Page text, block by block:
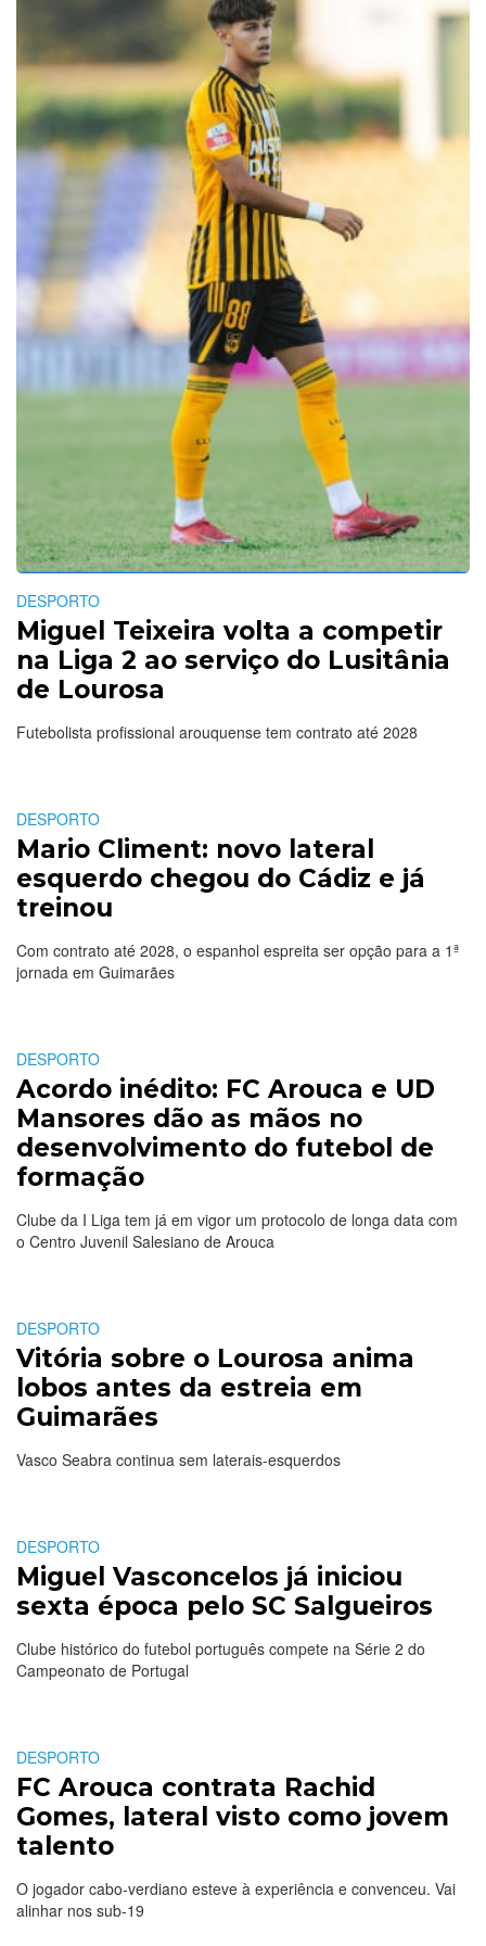
DESPORTO
Miguel Teixeira volta a competir
na Liga 2 ao serviço do Lusitânia
de Lourosa
Futebolista profissional arouquense tem contrato até 2028
DESPORTO
Mario Climent: novo lateral
esquerdo chegou do Cádiz e já
treinou
Com contrato até 2028, o espanhol espreita ser opção para a 1ª
jornada em Guimarães
DESPORTO
Acordo inédito: FC Arouca e UD
Mansores dão as mãos no
desenvolvimento do futebol de
formação
Clube da I Liga tem já em vigor um protocolo de longa data com
o Centro Juvenil Salesiano de Arouca
DESPORTO
Vitória sobre o Lourosa anima
lobos antes da estreia em
Guimarães
Vasco Seabra continua sem laterais-esquerdos
DESPORTO
Miguel Vasconcelos já iniciou
sexta época pelo SC Salgueiros
Clube histórico do futebol português compete na Série 2 do
Campeonato de Portugal
DESPORTO
FC Arouca contrata Rachid
Gomes, lateral visto como jovem
talento
O jogador cabo-verdiano esteve à experiência e convenceu. Vai
alinhar nos sub-19